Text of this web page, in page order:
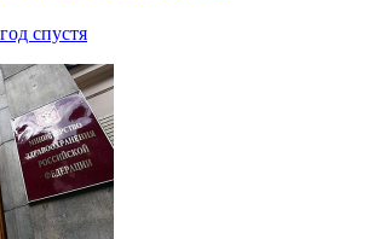
спустя